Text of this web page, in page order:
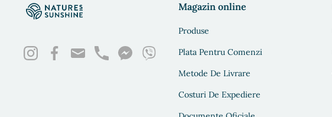
Magazin online
Produse
Plata Pentru Comenzi
Metode De Livrare
Costuri De Expediere